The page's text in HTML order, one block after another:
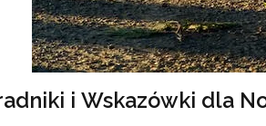
i Wskazówki dla